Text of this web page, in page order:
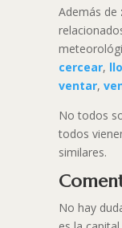
Además de
cercear,
ventar,
No todos
todos
similares.
No hay